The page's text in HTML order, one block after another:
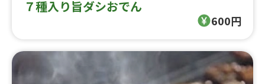
７種入り旨ダシおでん
600円